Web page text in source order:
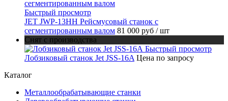
Быстрый просмотр
JET JWP-13HH Рейсмусовый станок с
сегментированным валом 81 000 руб / шт
Снят с производства
Быстрый просмотр
Лобзиковый станок Jet JSS-16A Цена по запросу
Каталог
Металлообрабатывающие станки